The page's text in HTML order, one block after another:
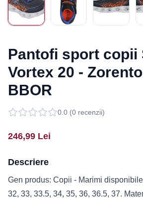
Pantofi sport copii
Vortex 20 -
BBOR
0.0 (0 recenzii)
246,99 Lei
Descriere
Gen produs: Copii - Marimi
32, 33, 33.5, 34, 35, 36, 36.5, 37.